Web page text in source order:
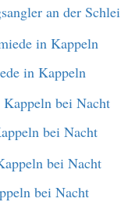
an der Schlei
in Kappeln
bei Nacht
bei Nacht